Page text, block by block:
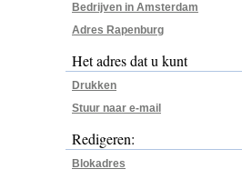
Bedrijven in Amsterdam
Adres Rapenburg
Het adres dat u kunt
Drukken
Stuur naar e-mail
Redigeren:
Blokadres